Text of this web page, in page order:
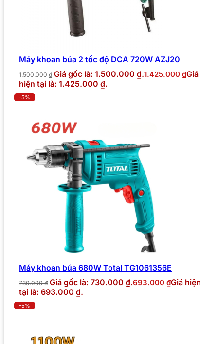
Máy khoan búa 2 tốc độ DCA 720W AZJ20
1.500.000₫ Giá gốc là: 1.500.000 ₫.1.425.000 ₫Giá
hiện tại là: 1.425.000 ₫.
-5%
Máy khoan búa 680W Total TG1061356E
730.000₫ Giá gốc là: 730.000 ₫.693.000 ₫Giá hiện
tại là: 693.000 ₫.
-5%